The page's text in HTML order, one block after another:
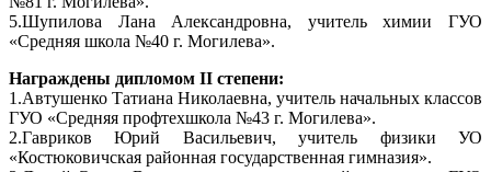
5.Шупилова Лана Александровна, учитель химии ГУО
«Средняя школа №40 г. Могилева».
Награждены дипломом IІ степени:
1.Автушенко Татиана Николаевна, учитель начальных классов
ГУО «Средняя профтехшкола №43 г. Могилева».
2.Гавриков Юрий Васильевич, учитель физики УО
«Костюковичская районная государственная гимназия».